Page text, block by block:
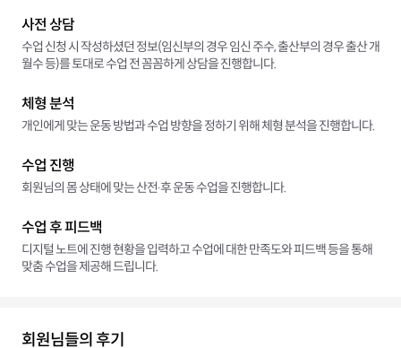
사전 상담
수업 신청 시 작성하셨던 정보(임신부의 경우 임신 주수, 출산부의 경우 출산 개
월수 등)를 토대로 수업 전 꼼꼼하게 상담을 진행합니다.
체형 분석
개인에게 맞는 운동 방법과 수업 방향을 정하기 위해 체형 분석을 진행합니다.
수업 진행
회원님의 몸 상태에 맞는 산전∙후 운동 수업을 진행합니다.
수업 후 피드백
디지털 노트에 진행 현황을 입력하고 수업에 대한 만족도와 피드백 등을 통해
맞춤 수업을 제공해 드립니다.
회원님들의 후기